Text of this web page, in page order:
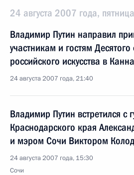
24 августа 2007 года, пятница
Владимир Путин направил
участникам и гостям Десятого
российского искусства в
24 августа 2007 года, 21:40
Владимир Путин встретился с
Краснодарского края
и мэром Сочи Виктором
24 августа 2007 года, 15:30
Сочи